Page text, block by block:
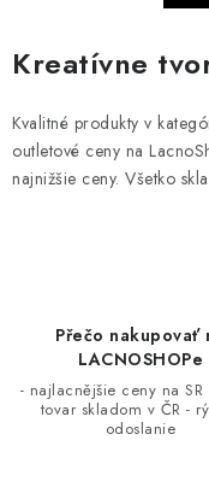
c
i
e
p
r
á
n
o
v
a
Kreatívne
Kvalitné produkty v
outletové ceny na
najnižšie ceny. Všetko
Přečo nakupovať
LACNOSHOPe
- najlacnějšie ceny na SR
tovar skladom v ČR -
odoslanie